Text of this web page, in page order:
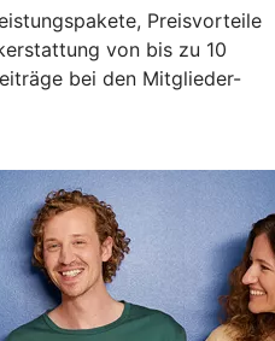
Preisvorteile
von bis zu 10
bei den Mitglieder-